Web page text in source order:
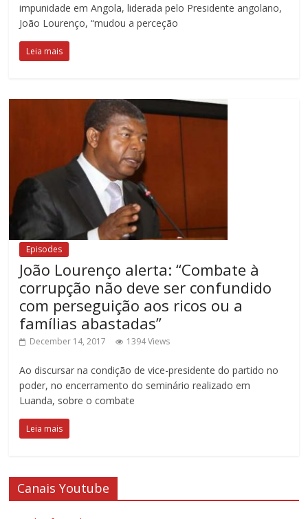
impunidade em Angola, liderada pelo Presidente angolano,
João Lourenço, “mudou a perceção
Leia mais
Episodes
João Lourenço alerta: “Combate à
corrupção não deve ser confundido
com perseguição aos ricos ou a
famílias abastadas”
December 14, 2017 1394 Views
Ao discursar na condição de vice-presidente do partido no
poder, no encerramento do seminário realizado em
Luanda, sobre o combate
Leia mais
Canais Youtube